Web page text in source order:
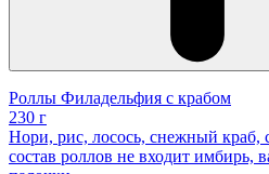
Роллы Филадельфия с крабом
230 г
Нори, рис, лосось, снежный
состав роллов не входит имбирь,